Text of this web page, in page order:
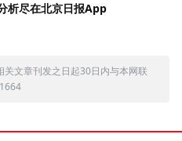
析尽在北京日报App
文章刊发之日起30日内与本网联